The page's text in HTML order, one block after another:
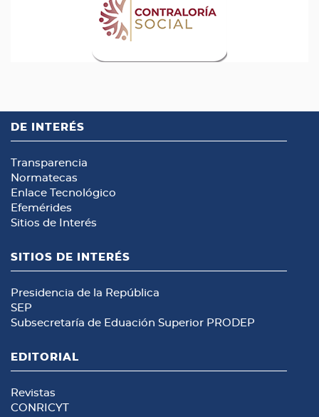
DE INTERÉS
Transparencia
Normatecas
Enlace Tecnológico
Efemérides
Sitios de Interés
SITIOS DE INTERÉS
Presidencia de la República
SEP
Subsecretaría de Eduación Superior PRODEP
EDITORIAL
Revistas
CONRICYT